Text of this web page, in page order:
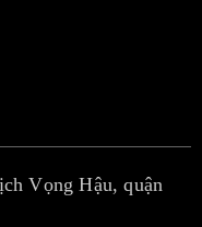
Vọng Hậu, quận